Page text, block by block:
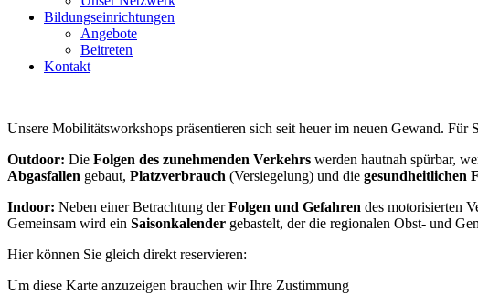
Bildungseinrichtungen
Angebote
Beitreten
Kontakt
Unsere Mobilitätsworkshops präsentieren sich seit heuer im neuen Gewand.
Outdoor: Die Folgen des zunehmenden Verkehrs werden hautnah spürbar,
Abgasfallen gebaut, Platzverbrauch (Versiegelung) und die gesundheitlichen
Indoor: Neben einer Betrachtung derFolgen und Gefahren des motorisierten
Gemeinsam wird ein Saisonkalender gebastelt, der die regionalen Obst- und
Hier können Sie gleich direkt reservieren:
Um diese Karte anzuzeigen brauchen wir Ihre Zustimmung